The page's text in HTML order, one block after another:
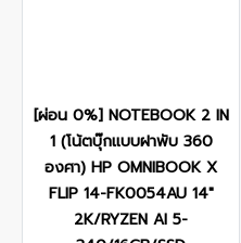
[ผ่อน 0%] NOTEBOOK 2 IN
1 (โน้ตบุ๊กแบบฝาพับ 360
องศา) HP OMNIBOOK X
FLIP 14-FK0054AU 14"
2K/RYZEN AI 5-